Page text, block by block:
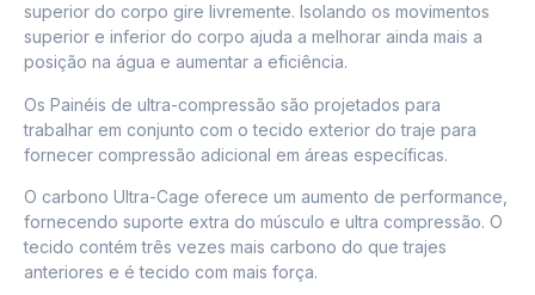
superior do corpo gire livremente. Isolando os movimentos
superior e inferior do corpo ajuda a melhorar ainda mais a
posição na água e aumentar a eficiência.
Os Painéis de ultra-compressão são projetados para
trabalhar em conjunto com o tecido exterior do traje para
fornecer compressão adicional em áreas específicas.
O carbono Ultra-Cage oferece um aumento de performance,
fornecendo suporte extra do músculo e ultra compressão. O
tecido contém três vezes mais carbono do que trajes
anteriores e é tecido com mais força.